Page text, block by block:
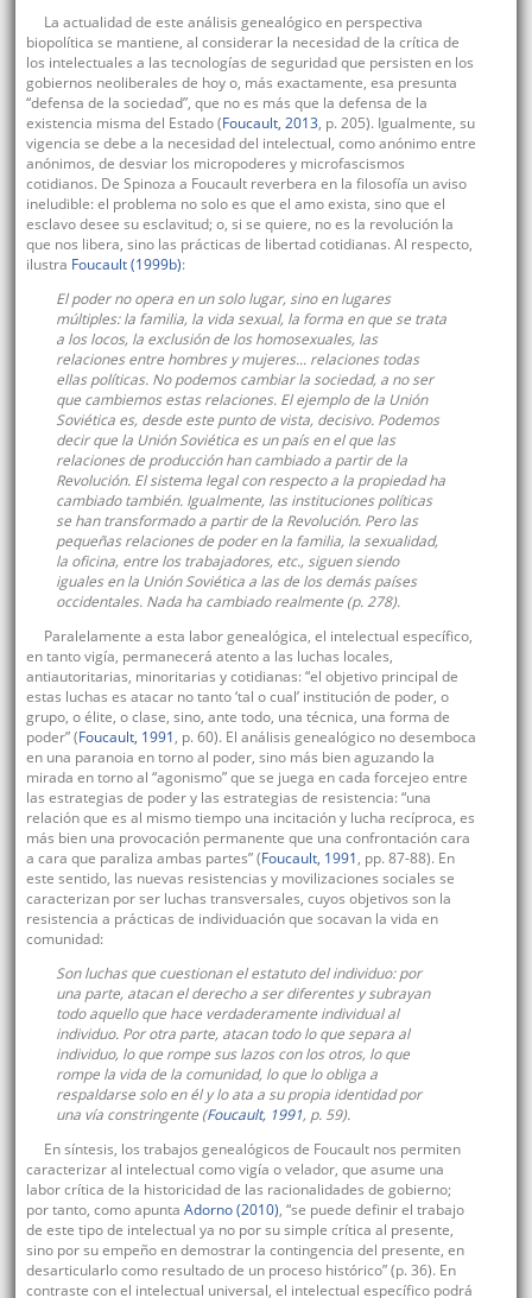
La actualidad de este análisis genealógico en perspectiva
biopolítica se mantiene, al considerar la necesidad de la crítica de
los intelectuales a las tecnologías de seguridad que persisten en los
gobiernos neoliberales de hoy o, más exactamente, esa presunta
“defensa de la sociedad”, que no es más que la defensa de la
existencia misma del Estado (Foucault, 2013, p. 205). Igualmente, su
vigencia se debe a la necesidad del intelectual, como anónimo entre
anónimos, de desviar los micropoderes y microfascismos
cotidianos. De Spinoza a Foucault reverbera en la filosofía un aviso
ineludible: el problema no solo es que el amo exista, sino que el
esclavo desee su esclavitud; o, si se quiere, no es la revolución la
que nos libera, sino las prácticas de libertad cotidianas. Al respecto,
ilustra Foucault (1999b):
El poder no opera en un solo lugar, sino en lugares
múltiples: la familia, la vida sexual, la forma en que se trata
a los locos, la exclusión de los homosexuales, las
relaciones entre hombres y mujeres... relaciones todas
ellas políticas. No podemos cambiar la sociedad, a no ser
que cambiemos estas relaciones. El ejemplo de la Unión
Soviética es, desde este punto de vista, decisivo. Podemos
decir que la Unión Soviética es un país en el que las
relaciones de producción han cambiado a partir de la
Revolución. El sistema legal con respecto a la propiedad ha
cambiado también. Igualmente, las instituciones políticas
se han transformado a partir de la Revolución. Pero las
pequeñas relaciones de poder en la familia, la sexualidad,
la oficina, entre los trabajadores, etc., siguen siendo
iguales en la Unión Soviética a las de los demás países
occidentales. Nada ha cambiado realmente (p. 278).
Paralelamente a esta labor genealógica, el intelectual específico,
en tanto vigía, permanecerá atento a las luchas locales,
antiautoritarias, minoritarias y cotidianas: “el objetivo principal de
estas luchas es atacar no tanto ‘tal o cual’ institución de poder, o
grupo, o élite, o clase, sino, ante todo, una técnica, una forma de
poder” (Foucault, 1991, p. 60). El análisis genealógico no desemboca
en una paranoia en torno al poder, sino más bien aguzando la
mirada en torno al “agonismo” que se juega en cada forcejeo entre
las estrategias de poder y las estrategias de resistencia: “una
relación que es al mismo tiempo una incitación y lucha recíproca, es
más bien una provocación permanente que una confrontación cara
a cara que paraliza ambas partes” (Foucault, 1991, pp. 87-88). En
este sentido, las nuevas resistencias y movilizaciones sociales se
caracterizan por ser luchas transversales, cuyos objetivos son la
resistencia a prácticas de individuación que socavan la vida en
comunidad:
Son luchas que cuestionan el estatuto del individuo: por
una parte, atacan el derecho a ser diferentes y subrayan
todo aquello que hace verdaderamente individual al
individuo. Por otra parte, atacan todo lo que separa al
individuo, lo que rompe sus lazos con los otros, lo que
rompe la vida de la comunidad, lo que lo obliga a
respaldarse solo en él y lo ata a su propia identidad por
una vía constringente (Foucault, 1991, p. 59).
En síntesis, los trabajos genealógicos de Foucault nos permiten
caracterizar al intelectual como vigía o velador, que asume una
labor crítica de la historicidad de las racionalidades de gobierno;
por tanto, como apunta Adorno (2010), “se puede definir el trabajo
de este tipo de intelectual ya no por su simple crítica al presente,
sino por su empeño en demostrar la contingencia del presente, en
desarticularlo como resultado de un proceso histórico” (p. 36). En
contraste con el intelectual universal, el intelectual específico podrá